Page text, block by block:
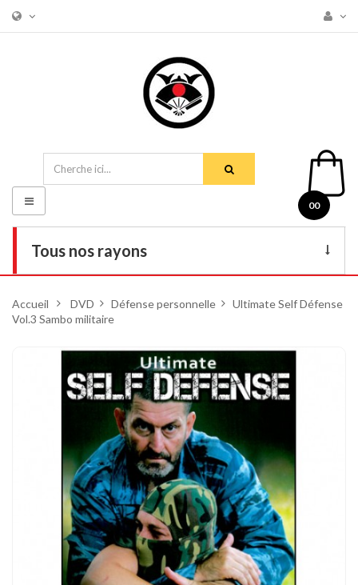
00
Tous nos rayons
DVD
Armes
Tenues
Chaussures
Protections
Cible de frappe
Condition physique
Accessoires
Tatamis
Basculer
la
navigation
Accueil > DVD > Défense personnelle > Ultimate Self Défense
Vol.3 Sambo militaire